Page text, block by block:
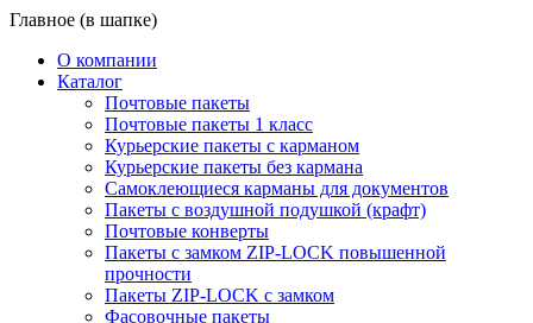
Главное (в шапке)
О компании
Каталог
Почтовые пакеты
Почтовые пакеты 1 класс
Курьерские пакеты с карманом
Курьерские пакеты без кармана
Самоклеющиеся карманы для документов
Пакеты с воздушной подушкой (крафт)
Почтовые конверты
Пакеты с замком ZIP-LOCK повышенной
прочности
Пакеты ZIP-LOCK с замком
Фасовочные пакеты